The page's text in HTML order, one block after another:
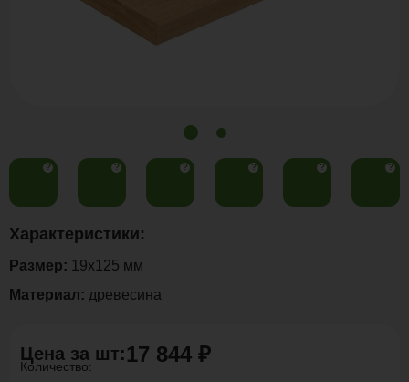
? ? ? ? ? ?
Цена за шт:17 844 ₽
Количество:
Характеристики:
Размер: 19x125 мм
Материал: древесина